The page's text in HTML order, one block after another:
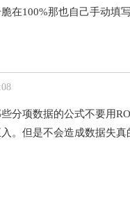
在100%那也自己手动填
分项数据的公式不要用
。但是不会造成数据失真